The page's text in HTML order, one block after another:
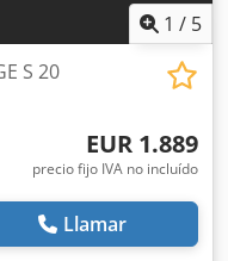
1 / 5
S 20
EUR 1.889
precio fijo IVA no incluído
Llamar